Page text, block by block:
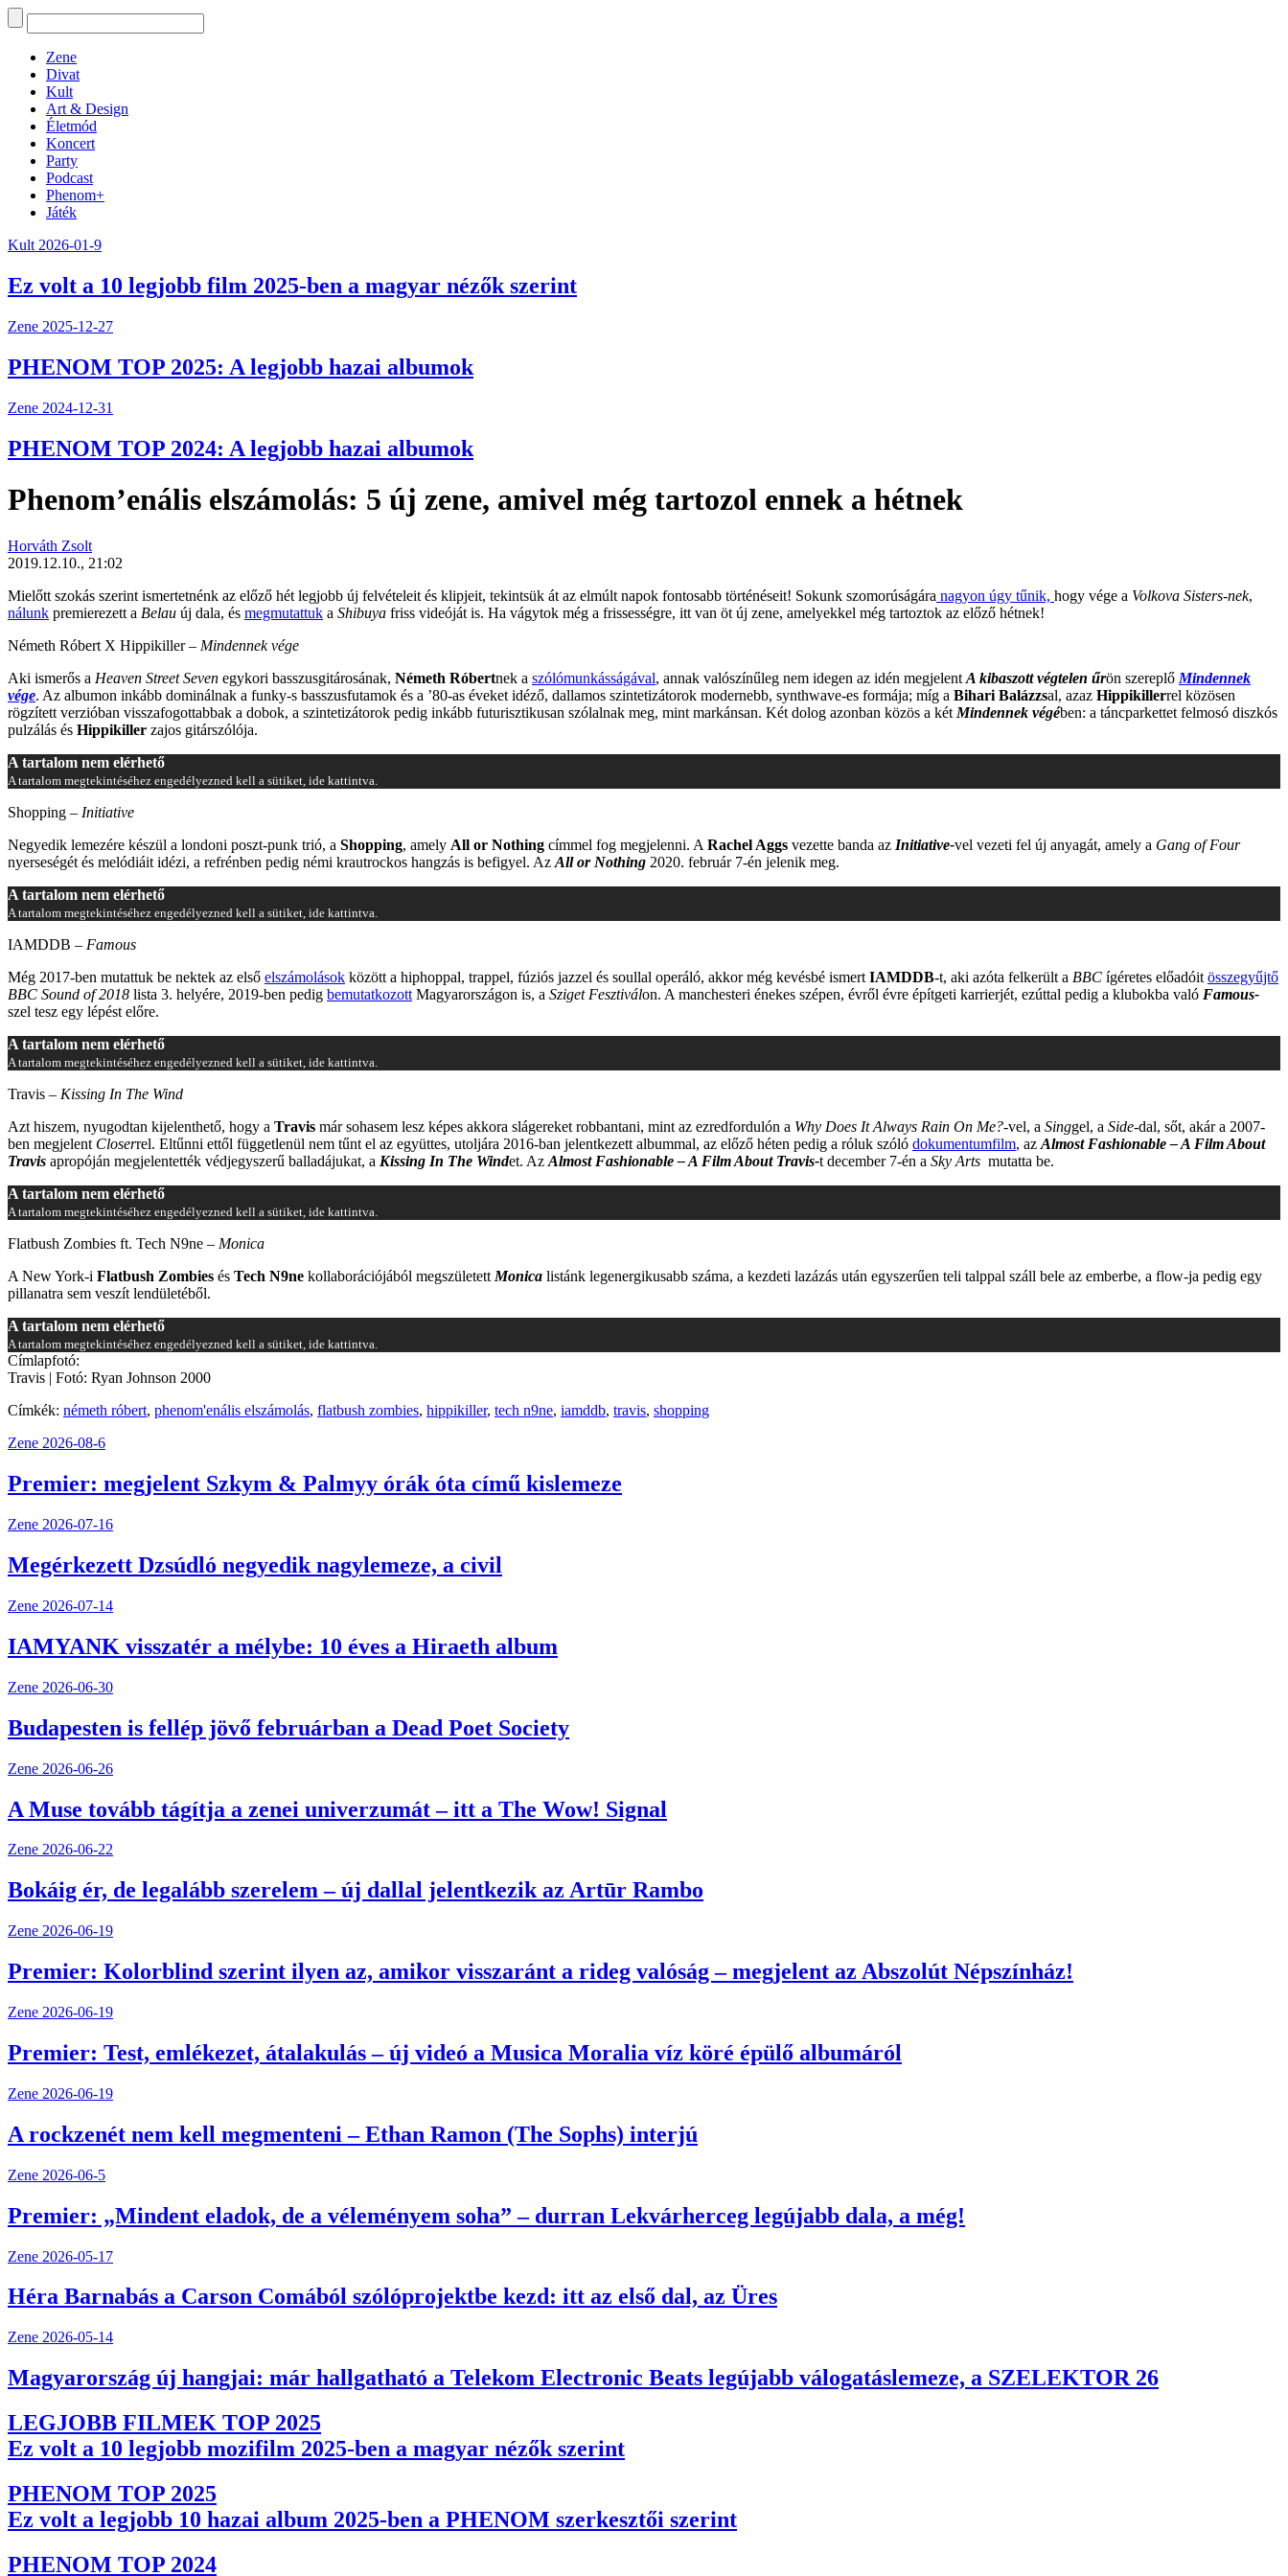
Zene
Divat
Kult
Art & Design
Életmód
Koncert
Party
Podcast
Phenom+
Játék
Kult 2026-01-9
Ez volt a 10 legjobb film 2025-ben a magyar nézők szerint
Zene 2025-12-27
PHENOM TOP 2025: A legjobb hazai albumok
Zene 2024-12-31
PHENOM TOP 2024: A legjobb hazai albumok
Phenom’enális elszámolás: 5 új zene, amivel még tartozol ennek a hétnek
Horváth Zsolt
2019.12.10., 21:02
Mielőtt szokás szerint ismertetnénk az előző hét legjobb új felvételeit és klipjeit, tekintsük át az elmúlt napok fontosabb történéseit! Sokunk szomorúságára nagyon úgy tűnik, hogy vége a Volkova Sisters-nek,
nálunk premierezett a Belau új dala, és megmutattuk a Shibuya friss videóját is. Ha vágytok még a frissességre, itt van öt új zene, amelyekkel még tartoztok az előző hétnek!
Németh Róbert X Hippikiller – Mindennek vége
Aki ismerős a Heaven Street Seven egykori basszusgitárosának, Németh Róbertnek a szólómunkásságával, annak valószínűleg nem idegen az idén megjelentA kibaszott végtelen űrön szereplőMindennek
vége. Az albumon inkább dominálnak a funky-s basszusfutamok és a ’80-as éveket idéző, dallamos szintetizátorok modernebb, synthwave-es formája; míg a Bihari Balázzsal, azaz Hippikillerrel közösen
rögzített verzióban visszafogottabbak a dobok, a szintetizátorok pedig inkább futurisztikusan szólalnak meg, mint markánsan. Két dolog azonban közös a kétMindennek végében: a táncparkettet felmosó diszkós
pulzálás és Hippikiller zajos gitárszólója.
A tartalom nem elérhető
A tartalom megtekintéséhez engedélyezned kell a sütiket, ide kattintva.
Shopping – Initiative
Negyedik lemezére készül a londoni poszt-punk trió, a Shopping, amely All or Nothing címmel fog megjelenni. ARachel Aggs vezette banda az Initiative-vel vezeti fel új anyagát, amely a Gang of Four
nyerseségét és melódiáit idézi, a refrénben pedig némi krautrockos hangzás is befigyel. AzAll or Nothing 2020. február 7-én jelenik meg.
A tartalom nem elérhető
A tartalom megtekintéséhez engedélyezned kell a sütiket, ide kattintva.
IAMDDB – Famous
Még 2017-ben mutattuk be nektek az első elszámolások között a hiphoppal, trappel, fúziós jazzel és soullal operáló, akkor még kevésbé ismertIAMDDB-t, aki azóta felkerült a BBC ígéretes előadóitösszegyűjtő
BBC Sound of 2018 lista 3. helyére, 2019-ben pedig bemutatkozottMagyarországon is, a Sziget Fesztiválon. A manchesteri énekes szépen, évről évre építgeti karrierjét, ezúttal pedig a klubokba való Famous-
szel tesz egy lépést előre.
A tartalom nem elérhető
A tartalom megtekintéséhez engedélyezned kell a sütiket, ide kattintva.
Travis – Kissing In The Wind
Azt hiszem, nyugodtan kijelenthető, hogy a Travis már sohasem lesz képes akkora slágereket robbantani, mint az ezredfordulón a Why Does It Always Rain On Me?-vel, a Singgel, a Side-dal, sőt, akár a 2007-
ben megjelent Closerrel. Eltűnni ettől függetlenül nem tűnt el az együttes, utoljára 2016-ban jelentkezett albummal, az előző héten pedig a róluk szóló dokumentumfilm, azAlmost Fashionable – A Film About
Travis apropóján megjelentették védjegyszerű balladájukat, a Kissing In The Windet. AzAlmost Fashionable – A Film About Travis-t december 7-én a Sky Arts mutatta be.
A tartalom nem elérhető
A tartalom megtekintéséhez engedélyezned kell a sütiket, ide kattintva.
Flatbush Zombies ft. Tech N9ne – Monica
A New York-i Flatbush Zombies és Tech N9ne kollaborációjából megszületettMonica listánk legenergikusabb száma, a kezdeti lazázás után egyszerűen teli talppal száll bele az emberbe, a flow-ja pedig egy
pillanatra sem veszít lendületéből.
A tartalom nem elérhető
A tartalom megtekintéséhez engedélyezned kell a sütiket, ide kattintva.
Címlapfotó:
Travis | Fotó: Ryan Johnson 2000
Címkék: németh róbert, phenom'enális elszámolás, flatbush zombies, hippikiller, tech n9ne, iamddb, travis, shopping
Zene 2026-08-6
Premier: megjelent Szkym & Palmyy órák óta című kislemeze
Zene 2026-07-16
Megérkezett Dzsúdló negyedik nagylemeze, a civil
Zene 2026-07-14
IAMYANK visszatér a mélybe: 10 éves a Hiraeth album
Zene 2026-06-30
Budapesten is fellép jövő februárban a Dead Poet Society
Zene 2026-06-26
A Muse tovább tágítja a zenei univerzumát – itt a The Wow! Signal
Zene 2026-06-22
Bokáig ér, de legalább szerelem – új dallal jelentkezik az Artūr Rambo
Zene 2026-06-19
Premier: Kolorblind szerint ilyen az, amikor visszaránt a rideg valóság – megjelent az Abszolút Népszínház!
Zene 2026-06-19
Premier: Test, emlékezet, átalakulás – új videó a Musica Moralia víz köré épülő albumáról
Zene 2026-06-19
A rockzenét nem kell megmenteni – Ethan Ramon (The Sophs) interjú
Zene 2026-06-5
Premier: „Mindent eladok, de a véleményem soha” – durran Lekvárherceg legújabb dala, a még!
Zene 2026-05-17
Héra Barnabás a Carson Comából szólóprojektbe kezd: itt az első dal, az Üres
Zene 2026-05-14
Magyarország új hangjai: már hallgatható a Telekom Electronic Beats legújabb válogatáslemeze, a SZELEKTOR 26
LEGJOBB FILMEK TOP 2025
Ez volt a 10 legjobb mozifilm 2025-ben a magyar nézők szerint
PHENOM TOP 2025
Ez volt a legjobb 10 hazai album 2025-ben a PHENOM szerkesztői szerint
PHENOM TOP 2024